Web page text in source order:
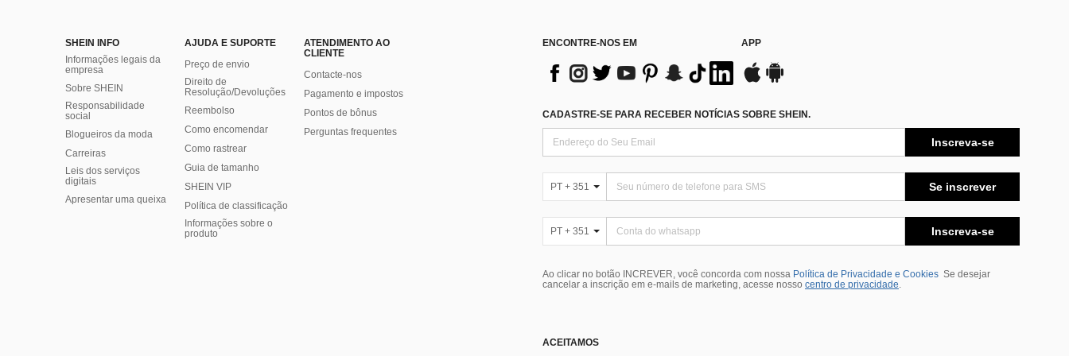
SHEIN INFO
Informações legais da
empresa
Sobre SHEIN
Responsabilidade
social
Blogueiros da moda
Carreiras
Leis dos serviços
digitais
Apresentar uma queixa
AJUDA E SUPORTE
Preço de envio
Direito de
Resolução/Devoluções
Reembolso
Como encomendar
Como rastrear
Guia de tamanho
SHEIN VIP
Política de classificação
​Informações sobre o
produto
ATENDIMENTO AO
CLIENTE
Contacte-nos
Pagamento e impostos
Pontos de bônus
Perguntas frequentes
ENCONTRE-NOS EM APP
CADASTRE-SE PARA RECEBER NOTÍCIAS SOBRE SHEIN.
Inscreva-se
PT + 351 Se inscrever
PT + 351 Inscreva-se
Ao clicar no botão INCREVER, você concorda com nossa Política de Privacidade e Cookies Se desejar
cancelar a inscrição em e-mails de marketing, acesse nosso centro de privacidade.
ACEITAMOS